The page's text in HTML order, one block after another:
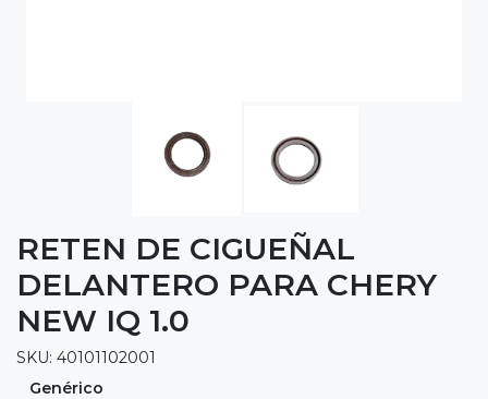
RETEN DE CIGUEÑAL
DELANTERO PARA CHERY
NEW IQ 1.0
SKU: 40101102001
Genérico